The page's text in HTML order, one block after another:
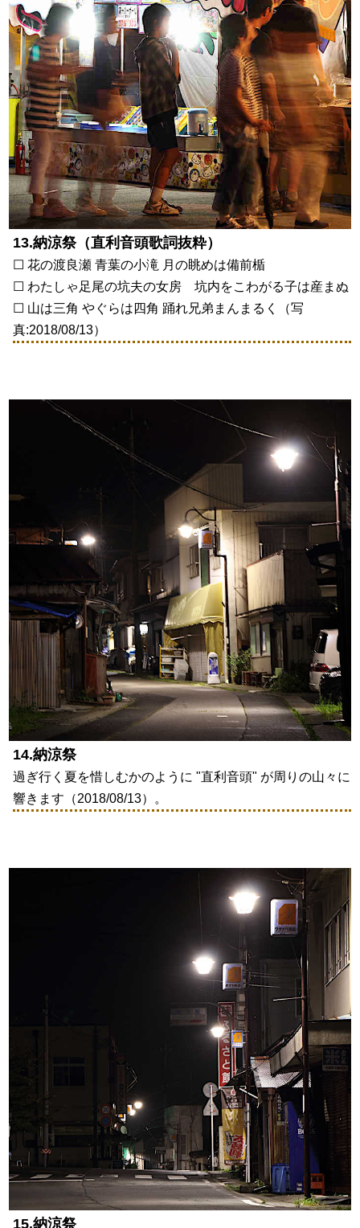
13.納涼祭（直利音頭歌詞抜粋）
☐ 花の渡良瀬 青葉の小滝 月の眺めは備前楯
☐ わたしゃ足尾の坑夫の女房 坑内をこわがる子は産まぬ
☐ 山は三角 やぐらは四角 踊れ兄弟まんまるく（写
真:2018/08/13）
14.納涼祭
過ぎ行く夏を惜しむかのように "直利音頭" が周りの山々に
響きます（2018/08/13）。
15.納涼祭